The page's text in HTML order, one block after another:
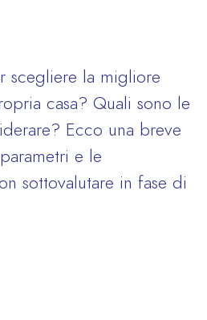
scegliere la migliore
casa? Quali sono le
Ecco una breve
e le
sottovalutare in fase di